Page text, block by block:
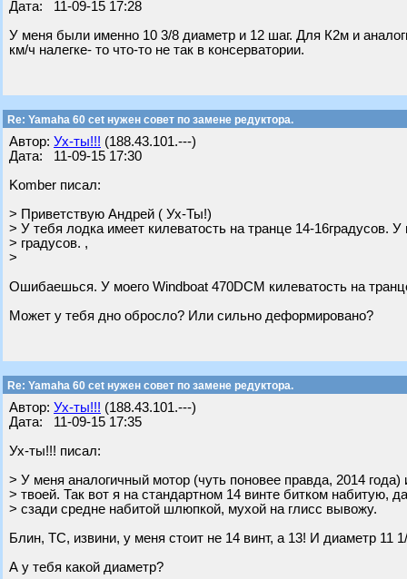
Дата: 11-09-15 17:28
У меня были именно 10 3/8 диаметр и 12 шаг. Для К2м и
км/ч налегке- то что-то не так в консерватории.
Re: Yamaha 60 cet нужен совет по замене редуктора.
Автор: Ух-ты!!! (188.43.101.---)
Дата: 11-09-15 17:30
Komber писал:
> Приветствую Андрей ( Ух-Ты!)
> У тебя лодка имеет килеватость на транце 14-16градусов.
> градусов. ,
>
Ошибаешься. У моего Windboat 470DCM килеватость на
Может у тебя дно обросло? Или сильно деформировано?
Re: Yamaha 60 cet нужен совет по замене редуктора.
Автор: Ух-ты!!! (188.43.101.---)
Дата: 11-09-15 17:35
Ух-ты!!! писал:
> У меня аналогичный мотор (чуть поновее правда, 2014
> твоей. Так вот я на стандартном 14 винте битком набитую,
> сзади средне набитой шлюпкой, мухой на глисс вывожу.
Блин, ТС, извини, у меня стоит не 14 винт, а 13! И диаметр 11
А у тебя какой диаметр?